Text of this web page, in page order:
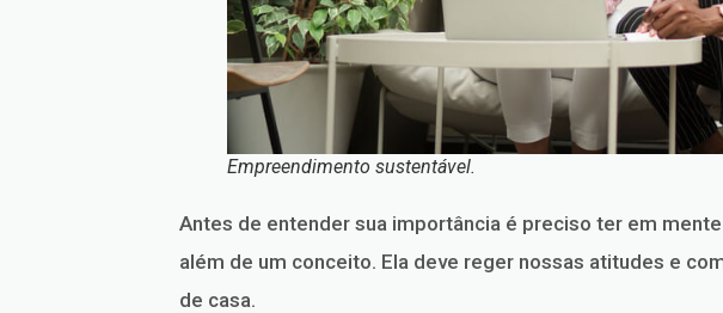
Empreendimento sustentável.
Antes de entender sua importância é preciso ter em
além de um conceito. Ela deve reger nossas atitudes e
de casa.